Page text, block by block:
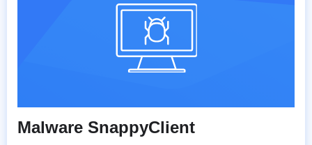
Malware SnappyClient